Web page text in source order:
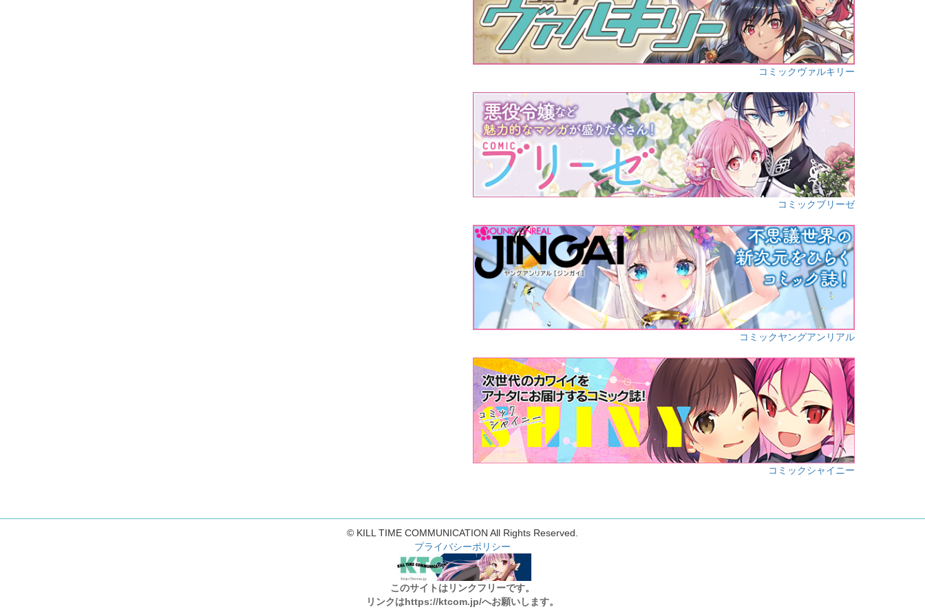
コミックヴァルキリー
コミックブリーゼ
コミックヤングアンリアル
コミックシャイニー
© KILL TIME COMMUNICATION All Rights Reserved.
プライバシーポリシー
このサイトはリンクフリーです。
リンクはhttps://ktcom.jp/へお願いします。